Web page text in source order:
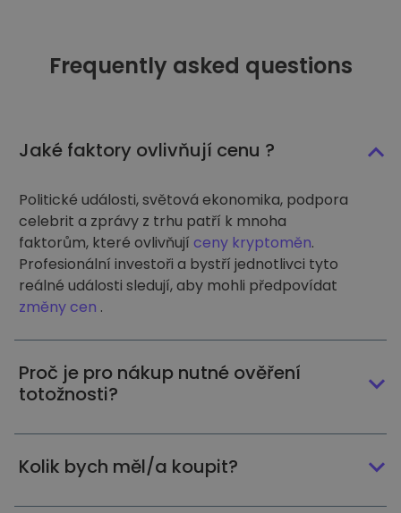
Frequently asked questions
Jaké faktory ovlivňují cenu ?
Politické události, světová ekonomika, podpora
celebrit a zprávy z trhu patří k mnoha
faktorům, které ovlivňují ceny kryptoměn.
Profesionální investoři a bystří jednotlivci tyto
reálné události sledují, aby mohli předpovídat
změny cen .
Proč je pro nákup nutné ověření
totožnosti?
Kolik bych měl/a koupit?